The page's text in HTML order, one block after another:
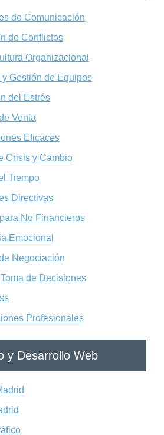
de Comunicación
de Conflictos
Organizacional
Gestión de Equipos
del Estrés
Venta
Eficaces
Crisis y Cambio
Tiempo
Directivas
No Financieros
Emocional
Negociación
de Decisiones
Profesionales
y Desarrollo Web